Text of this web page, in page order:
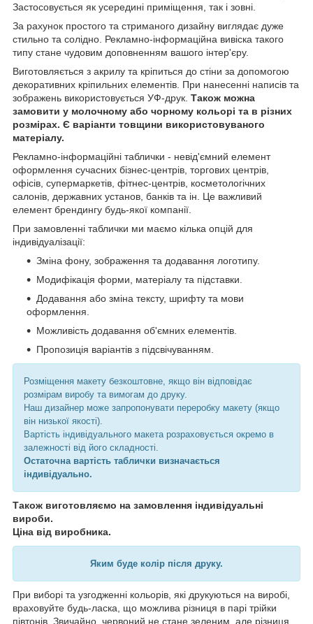
Застосовується як усередині приміщення, так і зовні.
За рахунок простого та стриманого дизайну виглядає дуже
стильно та солідно. Рекламно-інформаційна вивіска такого
типу стане чудовим доповненням вашого інтер'єру.
Виготовляється з акрилу та кріпиться до стіни за допомогою
декоративних кріпильних елементів. При нанесенні написів та
зображень використовується УФ-друк. Також можна
замовити у молочному або чорному кольорі та в різних
розмірах. Є варіанти товщини використовуваного
матеріалу.
Рекламно-інформаційні таблички - невід'ємний елемент
оформлення сучасних бізнес-центрів, торгових центрів,
офісів, супермаркетів, фітнес-центрів, косметологічних
салонів, державних установ, банків та ін. Це важливий
елемент брендингу будь-якої компанії.
При замовленні таблички ми маємо кілька опцій для
індивідуалізації:
Зміна фону, зображення та додавання логотипу.
Модифікація форми, матеріалу та підставки.
Додавання або зміна тексту, шрифту та мови
оформлення.
Можливість додавання об'ємних елементів.
Пропозиція варіантів з підсвічуванням.
Розміщення макету безкоштовне, якщо він відповідає
розмірам виробу та вимогам до друку.
Наш дизайнер може запропонувати переробку макету (якщо
він низької якості).
Вартість індивідуального макета розраховується окремо в
залежності від його складності.
Остаточна вартість таблички визначається
індивідуально.
Також виготовляємо на замовлення індивідуальні
вироби.
Ціна від виробника.
Яким буде колір після друку.
При виборі та узгодженні кольорів, які друкуються на виробі,
враховуйте будь-ласка, що можлива різниця в парі трійки
півтонів. Звичайно, червоний не стане зеленим, але різниця